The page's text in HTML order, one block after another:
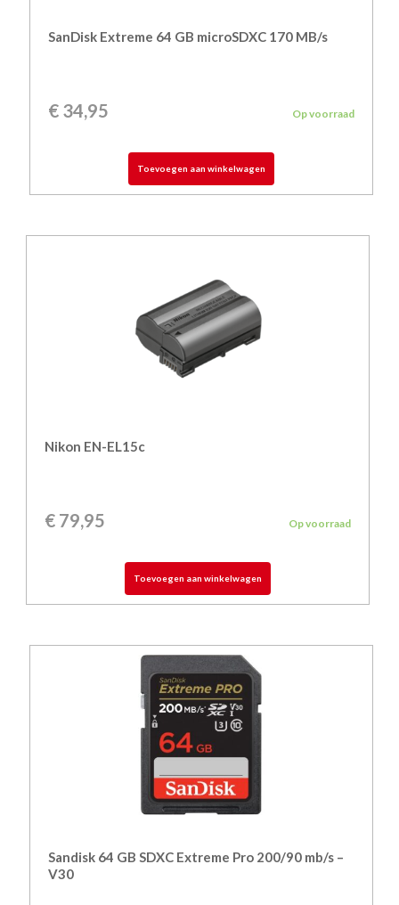
SanDisk Extreme 64 GB microSDXC 170 MB/s
€34,95 Op voorraad
Toevoegen aan winkelwagen
Nikon EN-EL15c
€ 79,95 Op voorraad
Toevoegen aan winkelwagen
Sandisk 64 GB SDXC Extreme Pro 200/90 mb/s –
V30